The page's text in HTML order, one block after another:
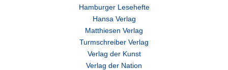
Hamburger Lesehefte
Hansa Verlag
Matthiesen Verlag
Turmschreiber Verlag
Verlag der Kunst
Verlag der Nation